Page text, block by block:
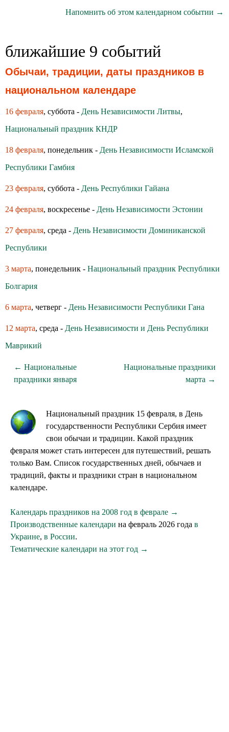
Напомнить об этом календарном событии →
ближайшие 9 событий
Обычаи, традиции, даты праздников в
национальном календаре
16 февраля, суббота - День Независимости Литвы,
Национальный праздник КНДР
18 февраля, понедельник - День Независимости Исламской
Республики Гамбия
23 февраля, суббота - День Республики Гайана
24 февраля, воскресенье - День Независимости Эстонии
27 февраля, среда - День Независимости Доминиканской
Республики
3 марта, понедельник - Национальный праздник Республики
Болгария
6 марта, четверг - День Независимости Республики Гана
12 марта, среда - День Независимости и День Республики
Маврикий
← Национальные
праздники января
Национальные праздники
марта →
Национальный праздник 15 февраля, в День
государственности Республики Сербия имеет
свои обычаи и традиции. Какой праздник
февраля может стать интересен для путешествий, решать
только Вам. Список государственных дней, обычаев и
традиций, факты и праздники стран в национальном
календаре.
Календарь праздников на 2008 год в феврале →
Производственные календари на февраль 2026 года в
Украине, в России.
Тематические календари на этот год →